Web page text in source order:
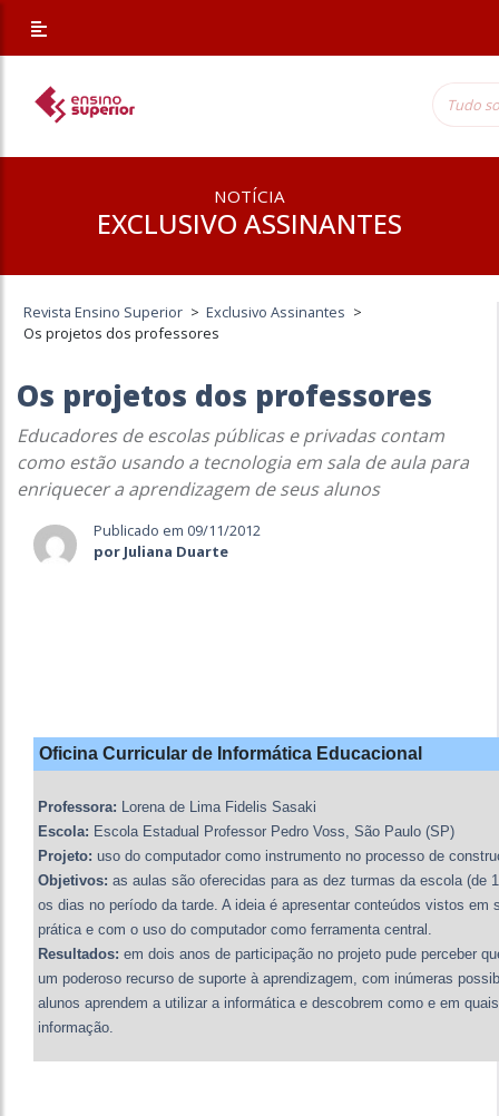
NOTÍCIA
EXCLUSIVO ASSINANTES
Revista Ensino Superior > Exclusivo Assinantes >
Os projetos dos professores
Os projetos dos professores
Educadores de escolas públicas e privadas contam
como estão usando a tecnologia em sala de aula para
enriquecer a aprendizagem de seus alunos
Publicado em 09/11/2012
por Juliana Duarte
Oficina Curricular de Informática Educacional
Professora: Lorena de Lima Fidelis Sasaki
Escola: Escola Estadual Professor Pedro Voss, São Paulo (SP)
Projeto: uso do computador como instrumento no processo de
Objetivos: as aulas são oferecidas para as dez turmas da escola (de
os dias no período da tarde. A ideia é apresentar conteúdos vistos em
prática e com o uso do computador como ferramenta central.
Resultados: em dois anos de participação no projeto pude perceber
um poderoso recurso de suporte à aprendizagem, com inúmeras
alunos aprendem a utilizar a informática e descobrem como e em
informação.